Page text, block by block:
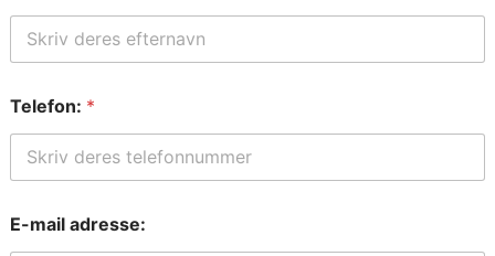
Telefon: *
E-mail adresse: